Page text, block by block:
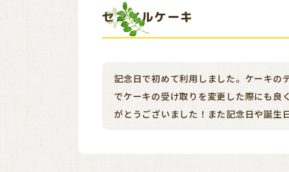
センイルケーキ
記念日で初めて利用しました。ケーキの
でケーキの受け取りを変更した際にも良
がとうございました！また記念日や誕生